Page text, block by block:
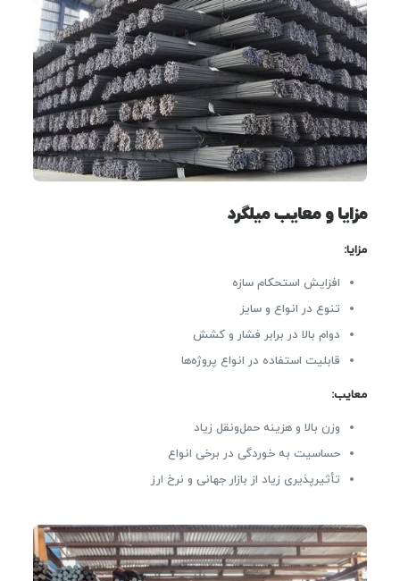
مزایا و معایب میلگرد
مزایا:
افزایش استحکام سازه
تنوع در انواع و سایز
دوام بالا در برابر فشار و کشش
قابلیت استفاده در انواع پروژه‌ها
معایب:
وزن بالا و هزینه حمل‌ونقل زیاد
حساسیت به خوردگی در برخی انواع
تأثیرپذیری زیاد از بازار جهانی و نرخ ارز